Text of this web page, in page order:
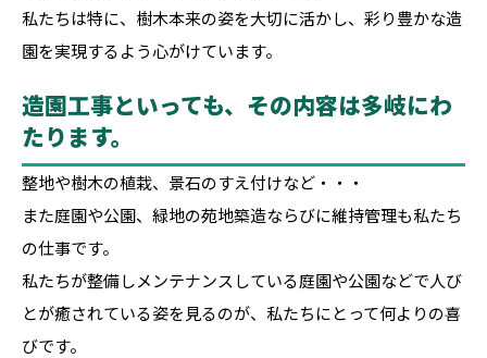
私たちは特に、樹木本来の姿を大切に活かし、彩り豊かな造
園を実現するよう心がけています。
造園工事といっても、その内容は多岐にわ
たります。
整地や樹木の植栽、景石のすえ付けなど・・・
また庭園や公園、緑地の苑地築造ならびに維持管理も私たち
の仕事です。
私たちが整備しメンテナンスしている庭園や公園などで人び
とが癒されている姿を見るのが、私たちにとって何よりの喜
びです。